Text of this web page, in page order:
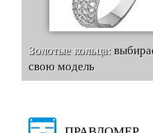
Золотые кольца:
свою модель